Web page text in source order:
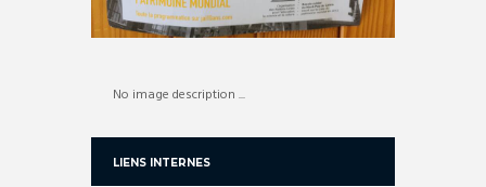
No image description ...
LIENS INTERNES